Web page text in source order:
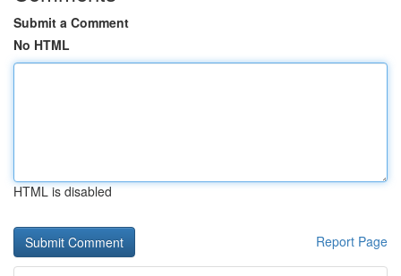
Submit a Comment
No HTML
HTML is disabled
Report Page